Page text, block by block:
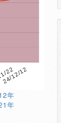
22
24/12/12
年
年